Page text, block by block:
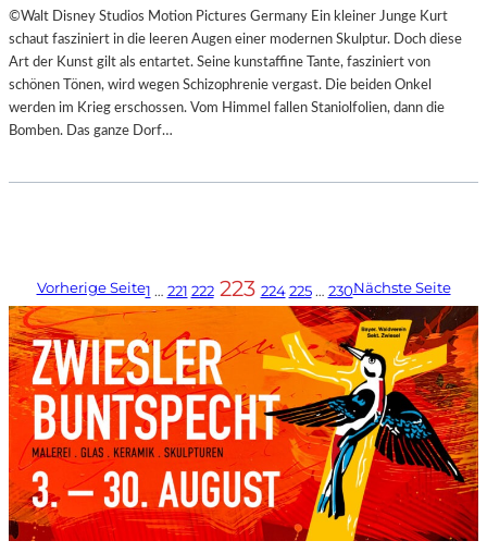
©Walt Disney Studios Motion Pictures Germany Ein kleiner Junge Kurt
schaut fasziniert in die leeren Augen einer modernen Skulptur. Doch diese
Art der Kunst gilt als entartet. Seine kunstaffine Tante, fasziniert von
schönen Tönen, wird wegen Schizophrenie vergast. Die beiden Onkel
werden im Krieg erschossen. Vom Himmel fallen Staniolfolien, dann die
Bomben. Das ganze Dorf…
Vorherige Seite1 … 221 222 223 224 225 … 230Nächste Seite